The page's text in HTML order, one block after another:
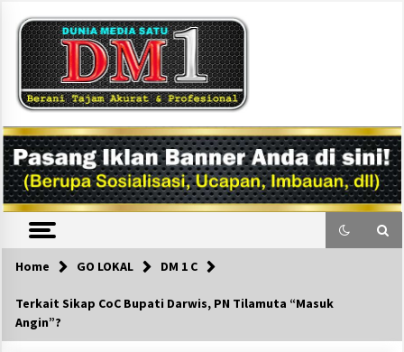
content
DM1
Home GO LOKAL DM 1 C
Terkait Sikap CoC Bupati Darwis, PN Tilamuta “Masuk
Angin”?